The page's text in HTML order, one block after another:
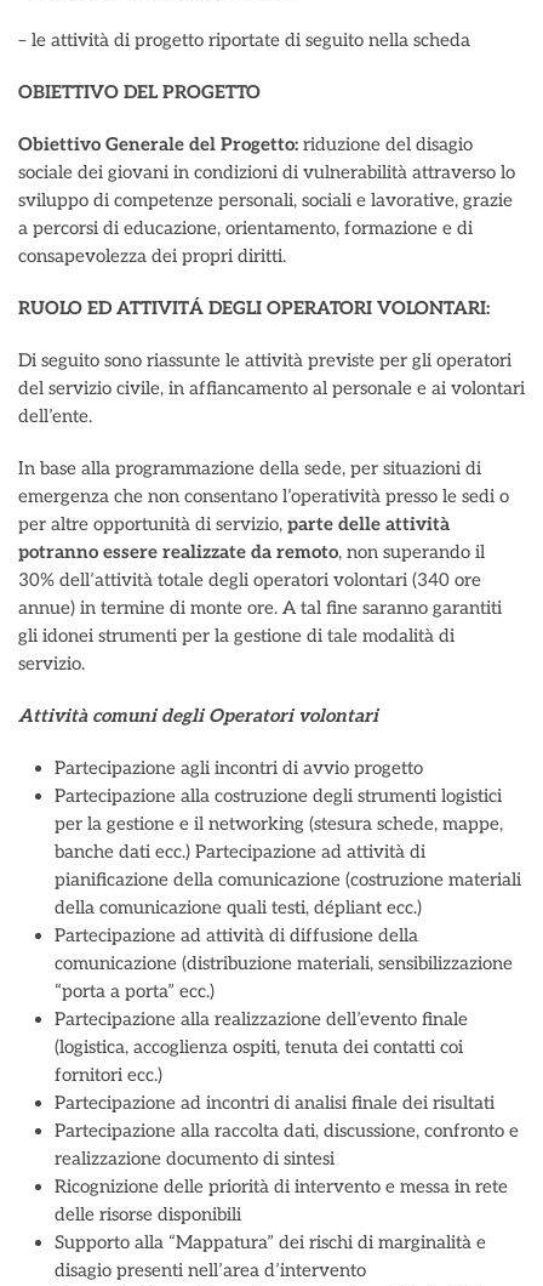
– le attività di progetto riportate di seguito nella scheda
OBIETTIVO DEL PROGETTO
Obiettivo Generale del Progetto: riduzione del disagio
sociale dei giovani in condizioni di vulnerabilità attraverso lo
sviluppo di competenze personali, sociali e lavorative, grazie
a percorsi di educazione, orientamento, formazione e di
consapevolezza dei propri diritti.
RUOLO ED ATTIVITÁ DEGLI OPERATORI VOLONTARI:
Di seguito sono riassunte le attività previste per gli operatori
del servizio civile, in affiancamento al personale e ai volontari
dell’ente.
In base alla programmazione della sede, per situazioni di
emergenza che non consentano l’operatività presso le sedi o
per altre opportunità di servizio, parte delle attività
potranno essere realizzate da remoto, non superando il
30% dell’attività totale degli operatori volontari (340 ore
annue) in termine di monte ore. A tal fine saranno garantiti
gli idonei strumenti per la gestione di tale modalità di
servizio.
Attività comuni degli Operatori volontari
Partecipazione agli incontri di avvio progetto
Partecipazione alla costruzione degli strumenti logistici
per la gestione e il networking (stesura schede, mappe,
banche dati ecc.) Partecipazione ad attività di
pianificazione della comunicazione (costruzione materiali
della comunicazione quali testi, dépliant ecc.)
Partecipazione ad attività di diffusione della
comunicazione (distribuzione materiali, sensibilizzazione
“porta a porta” ecc.)
Partecipazione alla realizzazione dell’evento finale
(logistica, accoglienza ospiti, tenuta dei contatti coi
fornitori ecc.)
Partecipazione ad incontri di analisi finale dei risultati
Partecipazione alla raccolta dati, discussione, confronto e
realizzazione documento di sintesi
Ricognizione delle priorità di intervento e messa in rete
delle risorse disponibili
Supporto alla “Mappatura” dei rischi di marginalità e
disagio presenti nell’area d’intervento